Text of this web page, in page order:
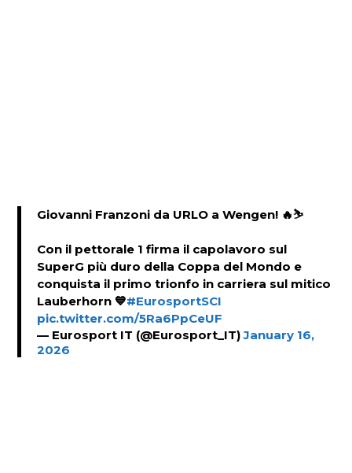
Giovanni Franzoni da URLO a Wengen! 🔥⛷️
Con il pettorale 1 firma il capolavoro sul
SuperG più duro della Coppa del Mondo e
conquista il primo trionfo in carriera sul mitico
Lauberhorn 💙#EurosportSCI
pic.twitter.com/5Ra6PpCeUF
— Eurosport IT (@Eurosport_IT)January 16,
2026